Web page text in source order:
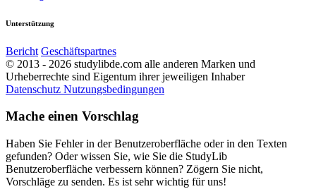
Unterstützung
Bericht Geschäftspartnes
© 2013 - 2026 studylibde.com alle anderen Marken und
Urheberrechte sind Eigentum ihrer jeweiligen Inhaber
Datenschutz Nutzungsbedingungen
Mache einen Vorschlag
Haben Sie Fehler in der Benutzeroberfläche oder in den Texten
gefunden? Oder wissen Sie, wie Sie die StudyLib
Benutzeroberfläche verbessern können? Zögern Sie nicht,
Vorschläge zu senden. Es ist sehr wichtig für uns!